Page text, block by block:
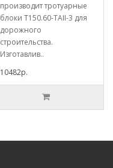
производит тротуарные
блоки Т150.60-TAII-3 для
дорожного
строительства.
Изготавлив..
10482р.